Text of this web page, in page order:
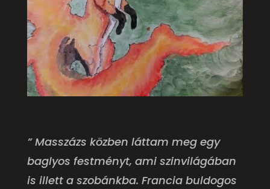
” Masszázs közben láttam meg egy
baglyos festményt, ami szinvilágában
is illett a szobánkba. Francia buldogos